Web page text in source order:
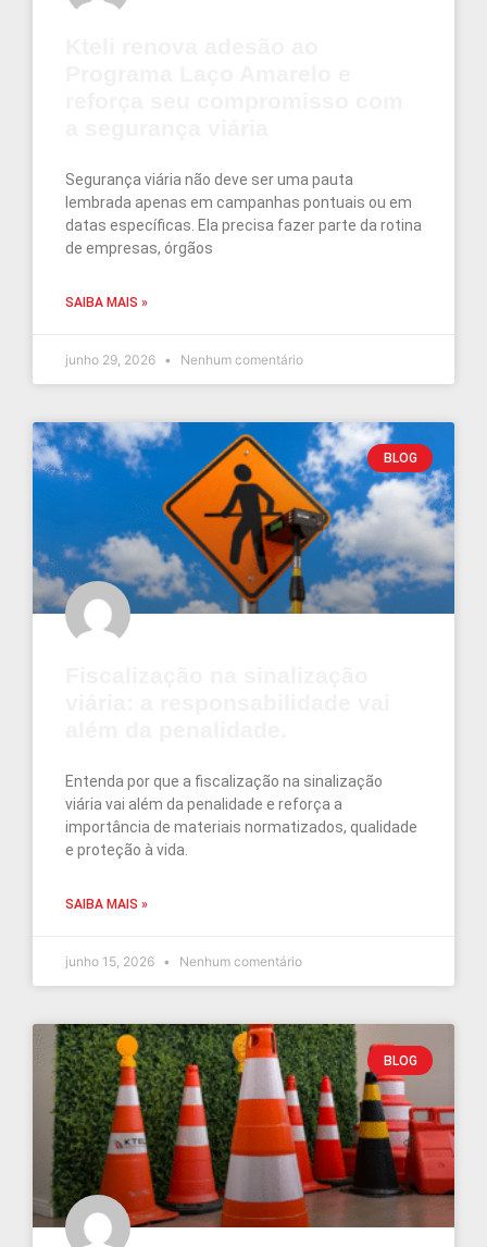
Segurança viária não deve ser uma pauta
lembrada apenas em campanhas pontuais ou em
datas específicas. Ela precisa fazer parte da rotina
de empresas, órgãos
SAIBA MAIS »
junho 29, 2026 Nenhum comentário
BLOG
Entenda por que a fiscalização na sinalização
viária vai além da penalidade e reforça a
importância de materiais normatizados, qualidade
e proteção à vida.
SAIBA MAIS »
junho 15, 2026 Nenhum comentário
BLOG